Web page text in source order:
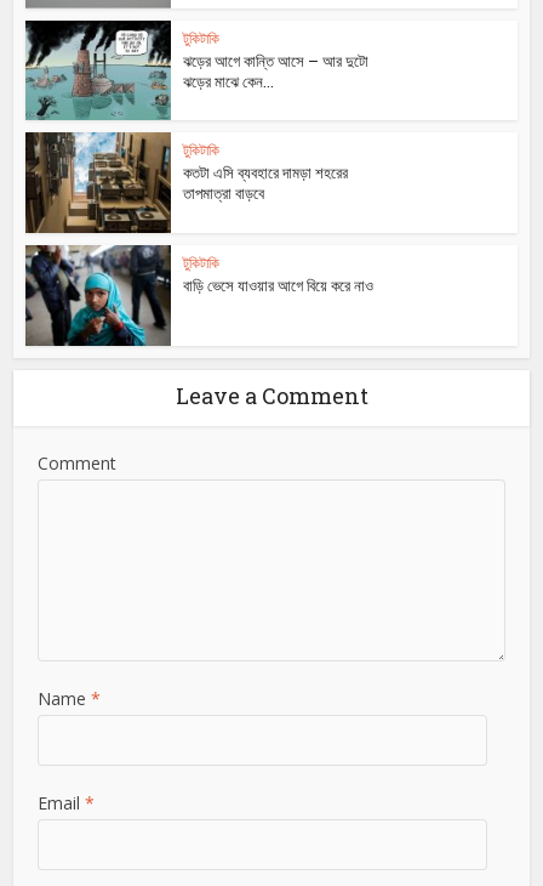
টুকিটাকি
ঝড়ের আগে কান্তি আসে – আর দুটো
ঝড়ের মাঝে কেন...
টুকিটাকি
কতটা এসি ব্যবহারে দামড়া শহরের
তাপমাত্রা বাড়বে
টুকিটাকি
বাড়ি ভেসে যাওয়ার আগে বিয়ে করে নাও
Leave a Comment
Comment
Name *
Email *